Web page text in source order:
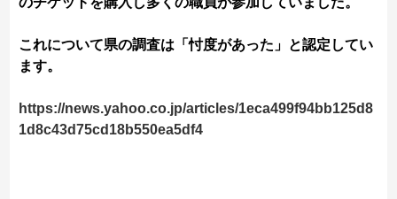
これについて県の調査は「忖度があった」と認定してい
ます。
https://news.yahoo.co.jp/articles/1eca499f94bb125d8
1d8c43d75cd18b550ea5df4